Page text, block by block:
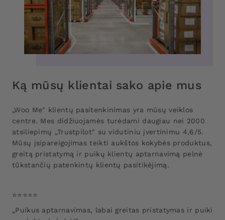
Ką mūsų klientai sako apie mus
„Woo Me" klientų pasitenkinimas yra mūsų veiklos
centre. Mes didžiuojamės turėdami daugiau nei 2000
atsiliepimų „Trustpilot" su vidutiniu įvertinimu 4,6/5.
Mūsų įsipareigojimas teikti aukštos kokybės produktus,
greitą pristatymą ir puikų klientų aptarnavimą pelnė
tūkstančių patenkintų klientų pasitikėjimą.
⭐️⭐️⭐️⭐️⭐️
„Puikus aptarnavimas, labai greitas pristatymas ir puiki